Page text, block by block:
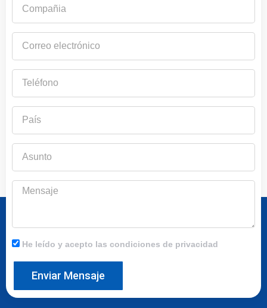
electrónico
Mensaje
He leído y acepto las condiciones de privacidad
Enviar Mensaje